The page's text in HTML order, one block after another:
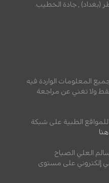
(بغداد) , جادة الخطيب.
المعلومات الواردة فيه
ولا تغني عن مراجعة
للمواقع الطبية على شبكة
هنا
العلي الصباح
إلكتروني على مستوى